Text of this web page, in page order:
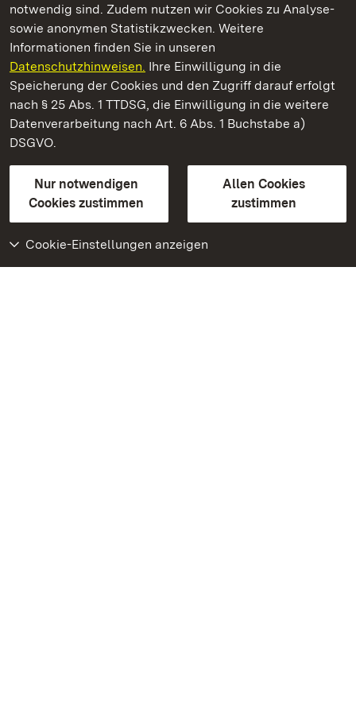
notwendig sind. Zudem nutzen wir Cookies zu Analyse-
sowie anonymen Statistikzwecken. Weitere
Informationen finden Sie in unseren
Datenschutzhinweisen. Ihre Einwilligung in die
Speicherung der Cookies und den Zugriff darauf erfolgt
nach § 25 Abs. 1 TTDSG, die Einwilligung in die weitere
Datenverarbeitung nach Art. 6 Abs. 1 Buchstabe a)
DSGVO.
Nur notwendigen
Cookies zustimmen
Allen Cookies
zustimmen
Cookie-Einstellungen anzeigen
Staatliche Schlösser und Gärten Baden‑Württemberg
Staatliche Schlösser und Gärten Baden-Württemberg
Kontakt
GebärdenspracheLeichte Sprache
Erklärung zur Barrierefreiheit
BITV-konform (geprüfte Seiten)
Weiteres